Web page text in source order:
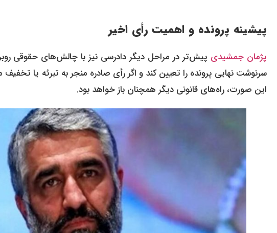
پیشینه پرونده و اهمیت رأی اخیر
پژمان جمشیدی پیش‌تر در مراحل دیگر دادرسی نیز با چالش‌های حقوقی
سرنوشت نهایی پرونده را تعیین کند و اگر رأی صادره منجر به تبرئه یا
این صورت، راه‌های قانونی دیگر همچنان باز خواهد بود.